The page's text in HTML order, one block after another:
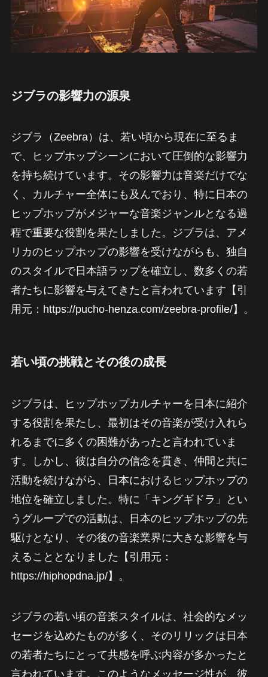
ジブラの影響力の源泉
ジブラ（Zeebra）は、若い頃から現在に至るま
で、ヒップホップシーンにおいて圧倒的な影響力
を持ち続けています。その影響力は音楽だけでな
く、カルチャー全体にも及んでおり、特に日本の
ヒップホップがメジャーな音楽ジャンルとなる過
程で重要な役割を果たしました。ジブラは、アメ
リカのヒップホップの影響を受けながらも、独自
のスタイルで日本語ラップを確立し、数多くの若
者たちに影響を与えてきたと言われています【引
用元：https://pucho-henza.com/zeebra-profile/】。
若い頃の挑戦とその後の成長
ジブラは、ヒップホップカルチャーを日本に紹介
する役割を果たし、最初はその音楽が受け入れら
れるまでに多くの困難があったと言われていま
す。しかし、彼は自分の信念を貫き、仲間と共に
活動を続けながら、日本におけるヒップホップの
地位を確立しました。特に「キングギドラ」とい
うグループでの活動は、日本のヒップホップの先
駆けとなり、その後の音楽業界に大きな影響を与
えることとなりました【引用元：
https://hiphopdna.jp/】。
ジブラの若い頃の音楽スタイルは、社会的なメッ
セージを込めたものが多く、そのリリックは日本
の若者たちにとって共感を呼ぶ内容が多かったと
言われています。このようなメッセージ性が、彼